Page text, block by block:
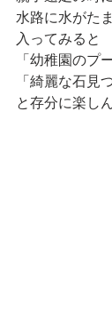
水路に水がた
入ってみると
「幼稚園のプ
「綺麗な石見
と存分に楽し